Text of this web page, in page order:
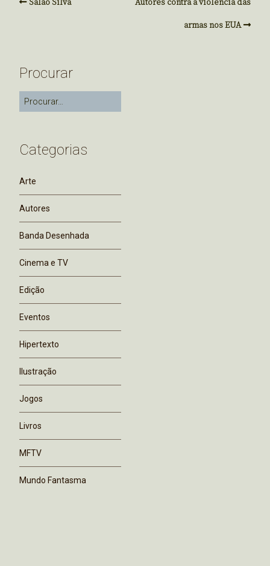
armas nos EUA
Procurar
Categorias
Arte
Autores
Banda Desenhada
Cinema e TV
Edição
Eventos
Hipertexto
Ilustração
Jogos
Livros
MFTV
Mundo Fantasma